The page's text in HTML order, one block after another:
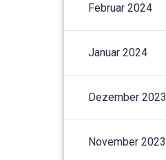
Februar 2024
Januar 2024
Dezember 2023
November 2023